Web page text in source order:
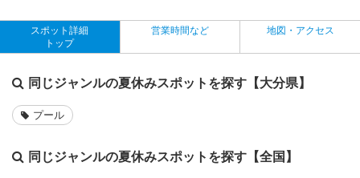
スポット詳細
トップ
営業時間など 地図・アクセス
同じジャンルの夏休みスポットを探す【大分県】
プール
同じジャンルの夏休みスポットを探す【全国】